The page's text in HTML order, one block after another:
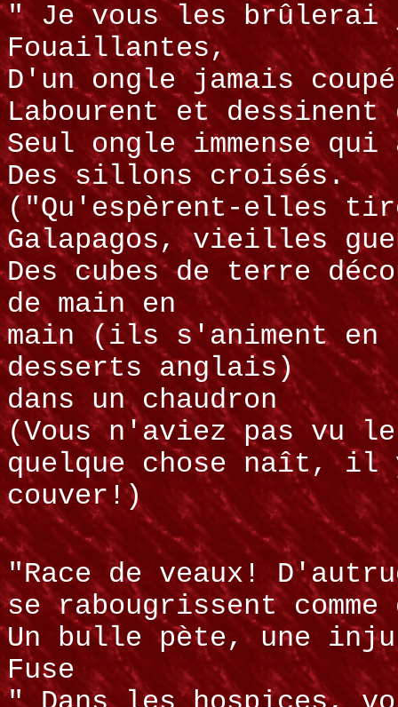
" Je vous les brûlerai
Fouaillantes,
D'un ongle jamais
Labourent et dessinent
Seul ongle immense
Des sillons croisés.
("Qu'espèrent-elles
Galapagos, vieilles
Des cubes de terre
de main en
main (ils s'animent en
desserts anglais)
dans un chaudron
(Vous n'aviez pas vu
quelque chose naît, il
couver!)
"Race de veaux!
se rabougrissent
Un bulle pète, une
Fuse